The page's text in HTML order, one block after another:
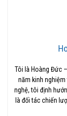
Tôi là Hoàng Đức
năm kinh
nghệ, tôi định
là đối tác chiến